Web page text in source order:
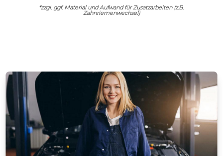
*zzgl. ggf. Material und Aufwand für Zusatzarbeiten (z.B.
Zahnriemenwechsel)